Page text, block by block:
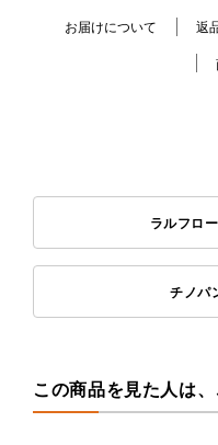
お届けについて 返
ラルフロ
チノパ
この商品を見た人は